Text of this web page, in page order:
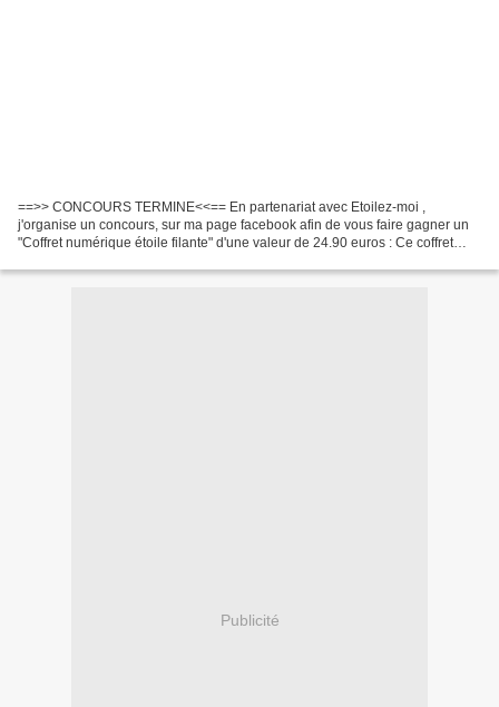
==>> CONCOURS TERMINE<<== En partenariat avec Etoilez-moi ,
j'organise un concours, sur ma page facebook afin de vous faire gagner un
"Coffret numérique étoile filante" d'une valeur de 24.90 euros : Ce coffret
Publicité